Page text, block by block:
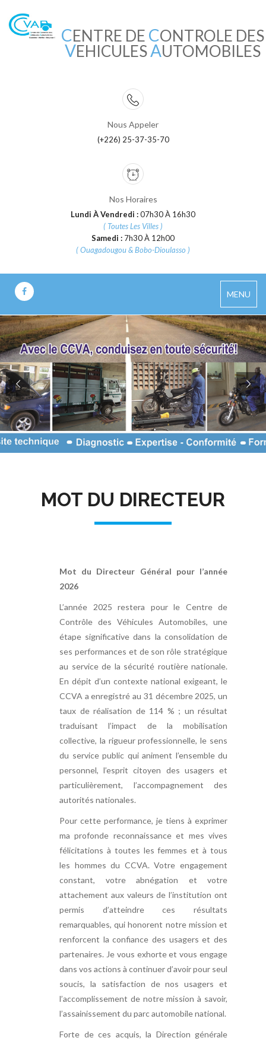
CENTRE DE CONTROLE DES
VEHICULESAUTOMOBILES
Nous Appeler
(+226) 25-37-35-70
Nos Horaires
Lundi À Vendredi :07h30 À 16h30
( Toutes Les Villes )
Samedi : 7h30 À 12h00
( Ouagadougou & Bobo-Dioulasso )
MENU
MOT DU DIRECTEUR
Mot du Directeur Général pour l’année
2026
L’année 2025 restera pour le Centre de
Contrôle des Véhicules Automobiles, une
étape significative dans la consolidation de
ses performances et de son rôle stratégique
au service de la sécurité routière nationale.
En dépit d’un contexte national exigeant, le
CCVA a enregistré au 31 décembre 2025, un
taux de réalisation de 114 % ; un résultat
traduisant l’impact de la mobilisation
collective, la rigueur professionnelle, le sens
du service public qui animent l’ensemble du
personnel, l’esprit citoyen des usagers et
particulièrement, l’accompagnement des
autorités nationales.
Pour cette performance, je tiens à exprimer
ma profonde reconnaissance et mes vives
félicitations à toutes les femmes et à tous
les hommes du CCVA. Votre engagement
constant, votre abnégation et votre
attachement aux valeurs de l’institution ont
permis d’atteindre ces résultats
remarquables, qui honorent notre mission et
renforcent la confiance des usagers et des
partenaires. Je vous exhorte et vous engage
dans vos actions à continuer d’avoir pour seul
soucis, la satisfaction de nos usagers et
l’accomplissement de notre mission à savoir,
l’assainissement du parc automobile national.
Forte de ces acquis, la Direction générale